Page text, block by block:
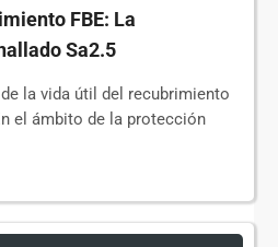
FBE: La
Sa2.5
la vida útil del recubrimiento
el ámbito de la protección
protegidas por...